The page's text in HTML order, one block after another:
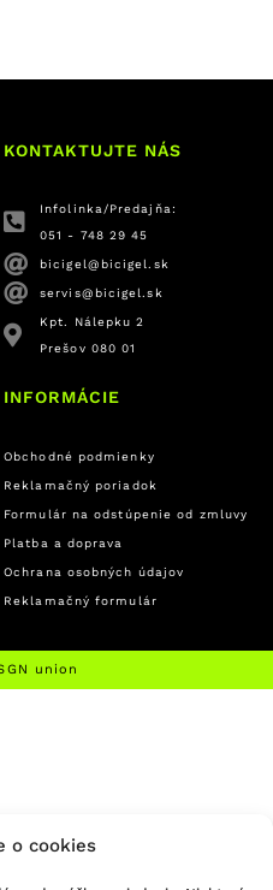
o cookies
KONTAKTUJTE NÁS
Infolinka/Predajňa:
051 - 748 29 45
bicigel@bicigel.sk
servis@bicigel.sk
Kpt. Nálepku 2
Prešov 080 01
INFORMÁCIE
Obchodné podmienky
Reklamačný poriadok
Formulár na odstúpenie od zmluvy
Platba a doprava
Ochrana osobných údajov
Reklamačný formulár
union